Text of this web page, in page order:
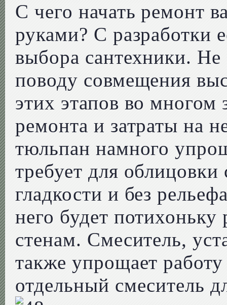
С чего начать ремонт
руками? С разработки
выбора сантехники.
поводу совмещения
этих этапов во многом
ремонта и затраты на
тюльпан намного
требует для
гладкости и без
него будет потихоньку
стенам. Смеситель,
также упрощает
отдельный смеситель